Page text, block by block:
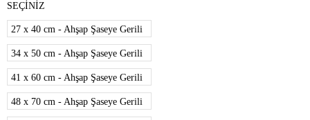
SEÇİNİZ
27 x 40 cm - Ahşap Şaseye Gerili
34 x 50 cm - Ahşap Şaseye Gerili
41 x 60 cm - Ahşap Şaseye Gerili
48 x 70 cm - Ahşap Şaseye Gerili